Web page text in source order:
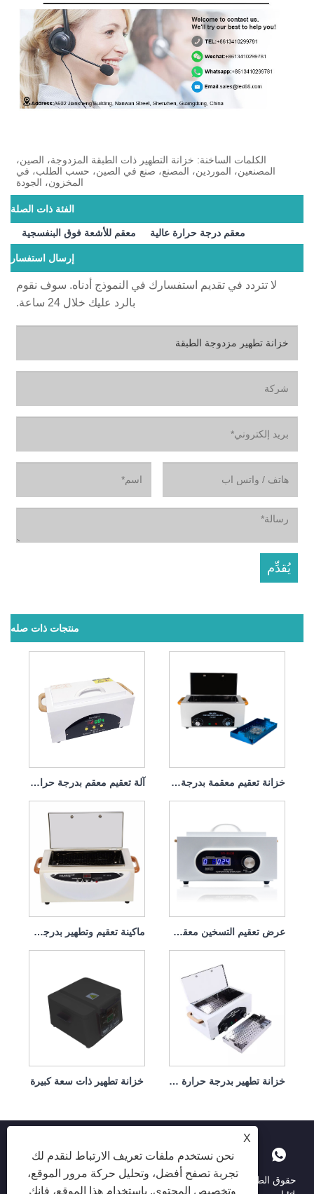
الكلمات الساخنة: خزانة التطهير ذات الطبقة المزدوجة، الصين،
المصنعين، الموردين، المصنع، صنع في الصين، حسب الطلب، في
المخزون، الجودة
الفئة ذات الصلة
معقم للأشعة فوق البنفسجية معقم درجة حرارة عالية
إرسال استفسار
لا تتردد في تقديم استفسارك في النموذج أدناه. سوف نقوم
بالرد عليك خلال 24 ساعة.
منتجات ذات صله
آلة تعقيم معقم بدرجة حرارة عالية للصالون 600 واط خزانة تعقيم معقمة بدرجة حرارة عالية لعيادة الأسنان 300 وات
ماكينة تعقيم وتطهير بدرجة حرارة عالية للاستخدام المنزلي 100 وات عرض تعقيم التسخين معقم مؤقت ذكي
خزانة تطهير ذات سعة كبيرة خزانة تطهير بدرجة حرارة عالية
X
نحن نستخدم ملفات تعريف الارتباط لنقدم لك
تجربة تصفح أفضل، وتحليل حركة مرور الموقع،
وتخصيص المحتوى. باستخدام هذا الموقع، فإنك
حقوق الطبع والنشر © 2025 Shenzhen Ruina Optoelectronic Co. ،